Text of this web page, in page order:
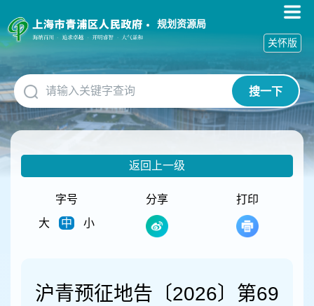
障
碍
作
说
明
跳
到
网
规划资源局
搜一下
关怀版
返回上一级
字号
大
中 小
分享 打印
沪青预征地告〔2026〕第69